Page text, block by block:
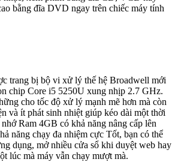
bằng đĩa DVD ngay trên chiếc máy tính
trang bị bộ vi xử lý thế hệ Broadwell mới
chip Core i5 5250U xung nhịp 2.7 GHz.
cho tốc độ xử lý mạnh mẽ hơn mà còn
và ít phát sinh nhiệt giúp kéo dài một thời
Ram 4GB có khả năng nâng cấp lên
năng chạy đa nhiệm cực Tốt, bạn có thể
dụng, mở nhiều cửa sổ khi duyệt web hay
lúc mà máy vẫn chạy mượt mà.